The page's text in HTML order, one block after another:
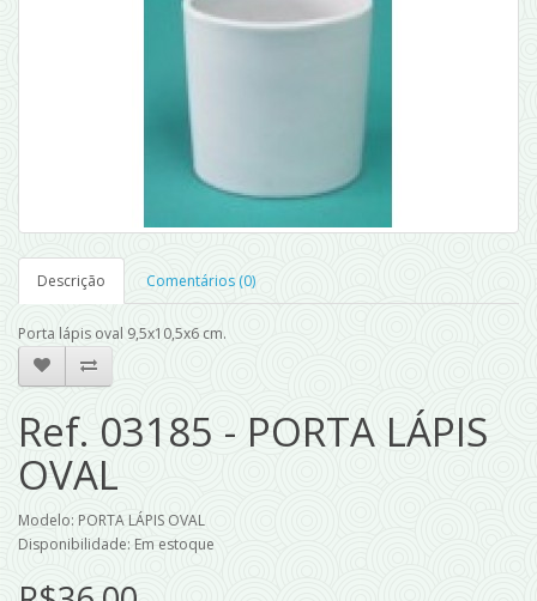
Descrição Comentários (0)
Porta lápis oval 9,5x10,5x6 cm.
Ref. 03185 - PORTA LÁPIS
OVAL
Modelo: PORTA LÁPIS OVAL
Disponibilidade: Em estoque